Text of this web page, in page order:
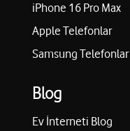
iPhone 16 Pro Max
Apple Telefonlar
Samsung Telefonlar
Blog
Ev İnterneti Blog